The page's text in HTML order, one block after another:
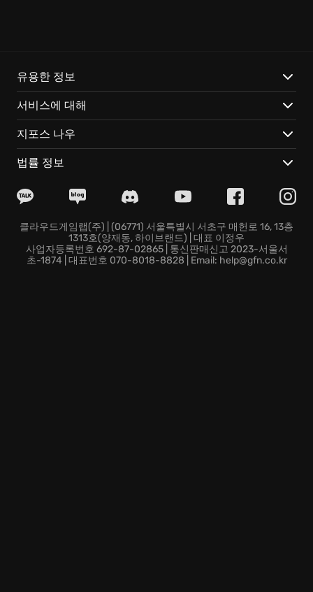
Tom Clancy’s The Division 2만의 특별한 점:
압도적인 현실감
: 위성 사진과 실제 데이터를 기반으로 완
벽하게 재현된 워싱턴 D.C.에서, 숨 막히는 긴장감과 몰입
감을 경험하세요.
궁극의 캐릭터 빌드
: 수백 가지의 스킬, 특전, 장비를 조합
맞설 수 있는 최강의 요원을 완성하세요.
니다. 다른 플레이어들과 끊임없이 교류하고 경쟁하며,
함께 만들어가는 역동적인 이야기를 경험하세요.
지금 당장 Tom Clancy’s The Division 2에 합류하여, 절
유용한 정보
서비스에 대해
지포스 나우
법률 정보
클라우드게임랩(주) | (06771) 서울특별시 서초구 매헌로 16, 13층
1313호(양재동, 하이브랜드) | 대표 이정우
사업자등록번호 692-87-02865 | 통신판매신고 2023-서울서
초-1874 | 대표번호 070-8018-8828 | Email: help@gfn.co.kr